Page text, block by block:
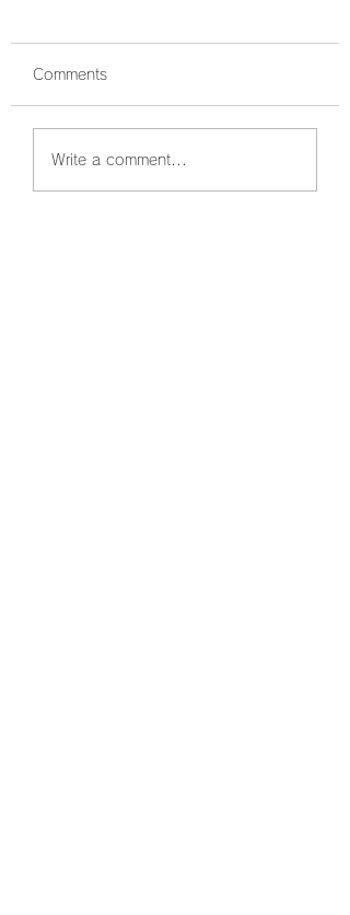
鰤狙い撃ちでボッコボ
コ🐟
Comments
Write a comment...